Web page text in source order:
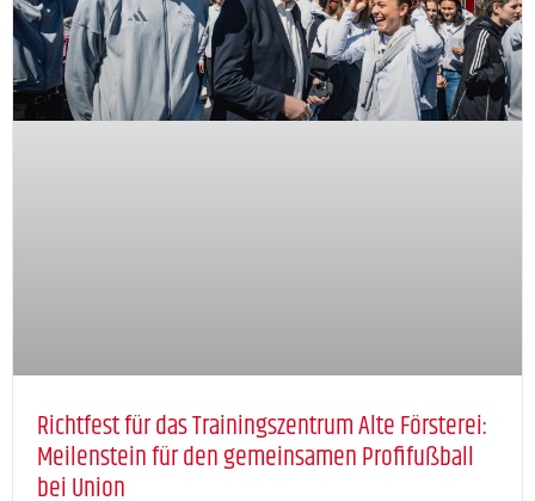
Richtfest für das Trainingszentrum Alte Försterei:
Meilenstein für den gemeinsamen Profifußball
bei Union